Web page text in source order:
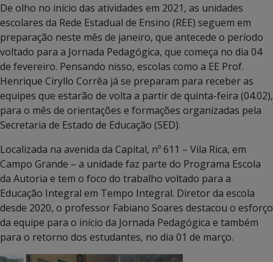
De olho no início das atividades em 2021, as unidades
escolares da Rede Estadual de Ensino (REE) seguem em
preparação neste mês de janeiro, que antecede o período
voltado para a Jornada Pedagógica, que começa no dia 04
de fevereiro. Pensando nisso, escolas como a EE Prof.
Henrique Ciryllo Corrêa já se preparam para receber as
equipes que estarão de volta a partir de quinta-feira (04.02),
para o mês de orientações e formações organizadas pela
Secretaria de Estado de Educação (SED).
Localizada na avenida da Capital, nº 611 – Vila Rica, em
Campo Grande – a unidade faz parte do Programa Escola
da Autoria e tem o foco do trabalho voltado para a
Educação Integral em Tempo Integral. Diretor da escola
desde 2020, o professor Fabiano Soares destacou o esforço
da equipe para o início da Jornada Pedagógica e também
para o retorno dos estudantes, no dia 01 de março.